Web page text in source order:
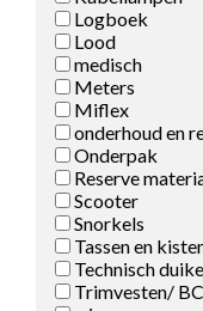
Logboek
Lood
medisch
Meters
Miflex
onderhoud en
Onderpak
Reserve
Scooter
Snorkels
Tassen en
Technisch
Trimvesten/